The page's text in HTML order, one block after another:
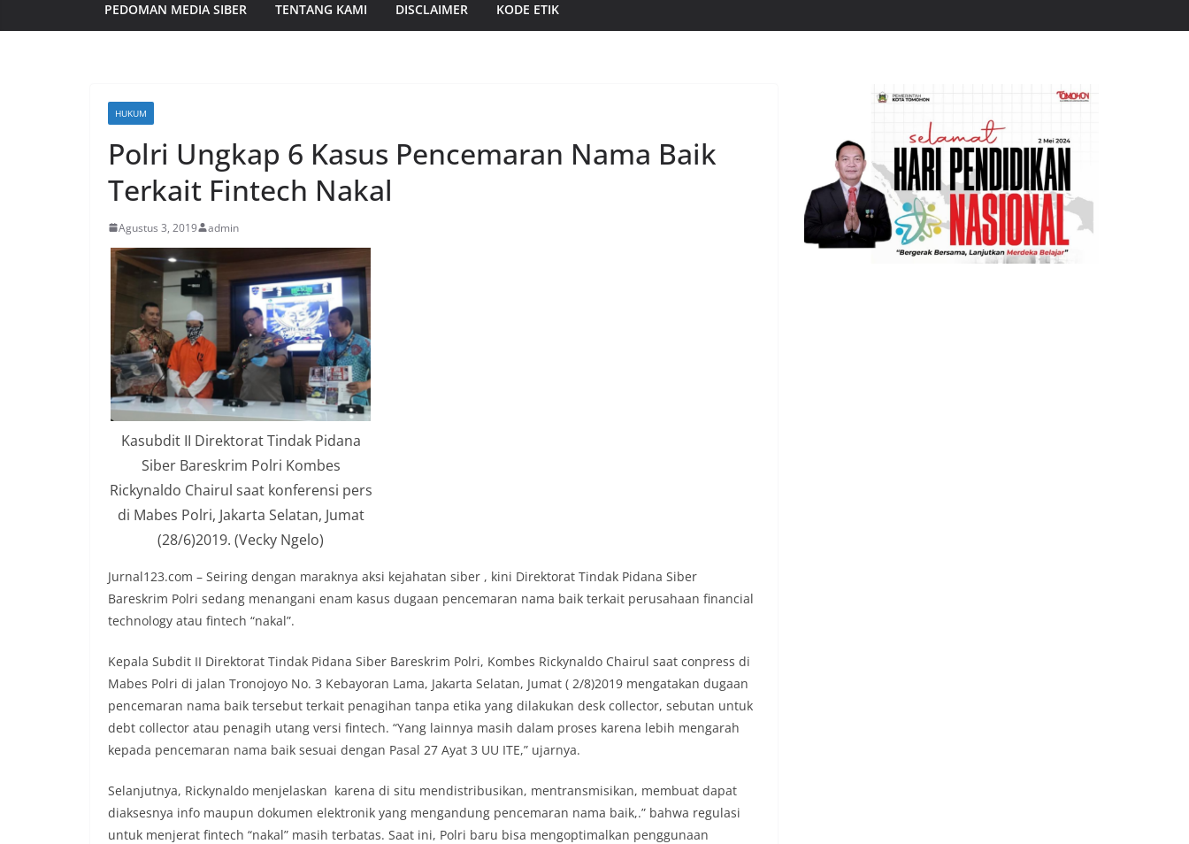
PEDOMAN MEDIA SIBER TENTANG KAMI DISCLAIMER KODE ETIK
HUKUM
Polri Ungkap 6 Kasus Pencemaran Nama Baik
Terkait Fintech Nakal
Agustus 3, 2019 admin
Kasubdit II Direktorat Tindak Pidana
Siber Bareskrim Polri Kombes
Rickynaldo Chairul saat konferensi pers
di Mabes Polri, Jakarta Selatan, Jumat
(28/6)2019. (Vecky Ngelo)
Jurnal123.com – Seiring dengan maraknya aksi kejahatan siber , kini Direktorat Tindak Pidana Siber
Bareskrim Polri sedang menangani enam kasus dugaan pencemaran nama baik terkait perusahaan financial
technology atau fintech “nakal”.
Kepala Subdit II Direktorat Tindak Pidana Siber Bareskrim Polri, Kombes Rickynaldo Chairul saat conpress di
Mabes Polri di jalan Tronojoyo No. 3 Kebayoran Lama, Jakarta Selatan, Jumat ( 2/8)2019 mengatakan dugaan
pencemaran nama baik tersebut terkait penagihan tanpa etika yang dilakukan desk collector, sebutan untuk
debt collector atau penagih utang versi fintech. “Yang lainnya masih dalam proses karena lebih mengarah
kepada pencemaran nama baik sesuai dengan Pasal 27 Ayat 3 UU ITE,” ujarnya.
Selanjutnya, Rickynaldo menjelaskan karena di situ mendistribusikan, mentransmisikan, membuat dapat
diaksesnya info maupun dokumen elektronik yang mengandung pencemaran nama baik,.” bahwa regulasi
untuk menjerat fintech “nakal” masih terbatas. Saat ini, Polri baru bisa mengoptimalkan penggunaan